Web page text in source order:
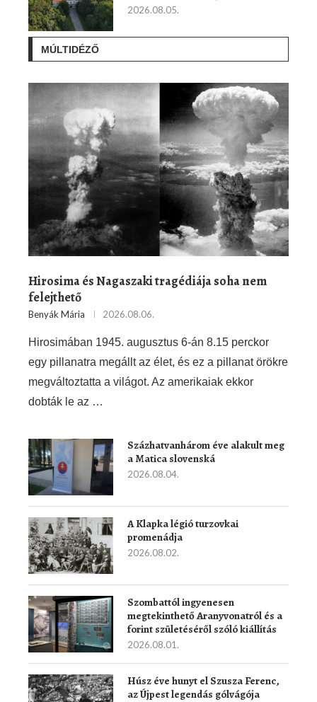
2026.08.05.
MÚLTIDÉZŐ
Hirosima és Nagaszaki tragédiája soha nem
felejthető
Benyák Mária 2026.08.06.
Hirosimában 1945. augusztus 6-án 8.15 perckor
egy pillanatra megállt az élet, és ez a pillanat örökre
megváltoztatta a világot. Az amerikaiak ekkor
dobták le az …
Százhatvanhárom éve alakult meg
a Matica slovenská
2026.08.04.
A Klapka légió turzovkai
promenádja
2026.08.02.
Szombattól ingyenesen
megtekinthető Aranyvonatról és a
forint születéséről szóló kiállítás
2026.08.01.
Húsz éve hunyt el Szusza Ferenc,
az Újpest legendás gólvágója